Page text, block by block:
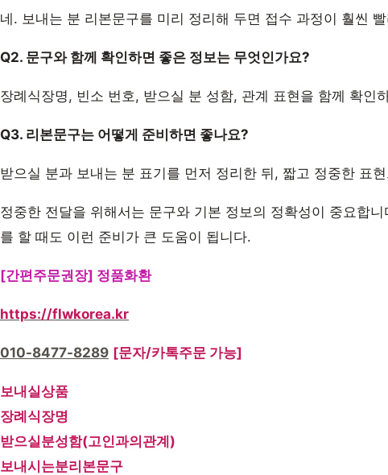
네. 보내는 분 리본문구를 미리 정리해 두면 접수 과정이 훨씬
Q2. 문구와 함께 확인하면 좋은 정보는 무엇인가요?
장례식장명, 빈소 번호, 받으실 분 성함, 관계 표현을 함께 확인
Q3. 리본문구는 어떻게 준비하면 좋나요?
받으실 분과 보내는 분 표기를 먼저 정리한 뒤, 짧고 정중한 표
정중한 전달을 위해서는 문구와 기본 정보의 정확성이 중요합니
를 할 때도 이런 준비가 큰 도움이 됩니다.
[간편주문권장] 정품화환
https://flwkorea.kr
010-8477-8289 [문자/카톡주문 가능]
보내실상품
장례식장명
받으실분성함(고인과의관계)
보내시는분리본문구